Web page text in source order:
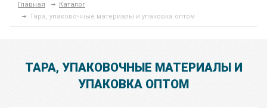
Главная
Каталог
Тара, упаковочные материалы и упаковка оптом
ТАРА, УПАКОВОЧНЫЕ МАТЕРИАЛЫ И
УПАКОВКА ОПТОМ